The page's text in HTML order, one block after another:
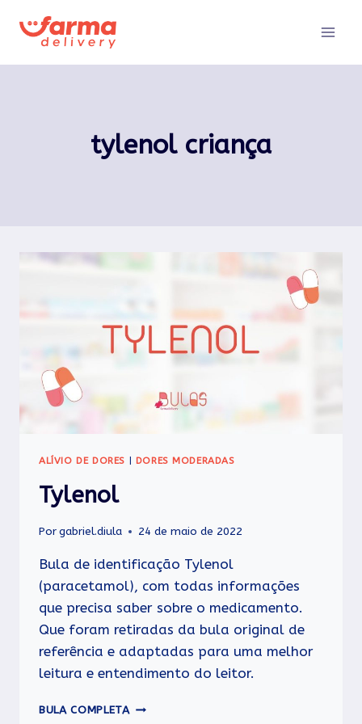
para
tylenol criança
ALÍVIO DE DORES DORES MODERADAS
Tylenol
Porgabriel.diula 24 de maio de 2022
Bula de identificação Tylenol
(paracetamol), com todas informações
que precisa saber sobre o medicamento.
Que foram retiradas da bula original de
referência e adaptadas para uma melhor
leitura e entendimento do leitor.
BULA COMPLETA TYLENOL